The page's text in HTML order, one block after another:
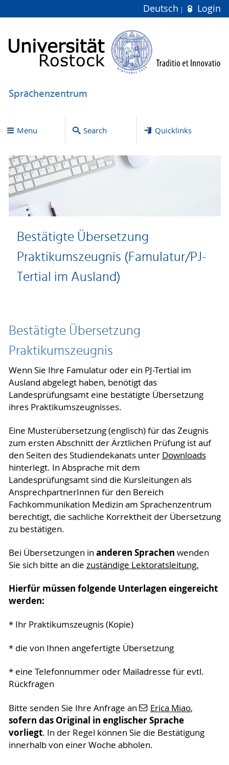
Deutsch Login
Sprachenzentrum
Menu Search Quicklinks
Bestätigte Übersetzung
Praktikumszeugnis (Famulatur/PJ-
Tertial im Ausland)
Bestätigte Übersetzung
Praktikumszeugnis
Wenn Sie Ihre Famulatur oder ein PJ-Tertial im
Ausland abgelegt haben, benötigt das
Landesprüfungsamt eine bestätigte Übersetzung
ihres Praktikumszeugnisses.
Eine Musterübersetzung (englisch) für das Zeugnis
zum ersten Abschnitt der Ärztlichen Prüfung ist auf
den Seiten des Studiendekanats unter Downloads
hinterlegt. In Absprache mit dem
Landesprüfungsamt sind die Kursleitungen als
AnsprechpartnerInnen für den Bereich
Fachkommunikation Medizin am Sprachenzentrum
berechtigt, die sachliche Korrektheit der Übersetzung
zu bestätigen.
Bei Übersetzungen in anderen Sprachen wenden
Sie sich bitte an die zuständige Lektoratsleitung.
Hierfür müssen folgende Unterlagen eingereicht
werden:
* Ihr Praktikumszeugnis (Kopie)
* die von Ihnen angefertigte Übersetzung
* eine Telefonnummer oder Mailadresse für evtl.
Rückfragen
Bitte senden Sie Ihre Anfrage an Erica Miao,
sofern das Original in englischer Sprache
vorliegt. In der Regel können Sie die Bestätigung
innerhalb von einer Woche abholen.